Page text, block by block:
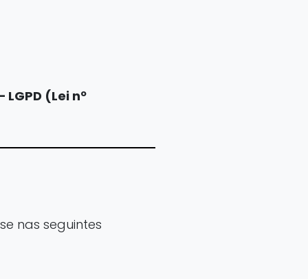
(Lei nº
nas seguintes